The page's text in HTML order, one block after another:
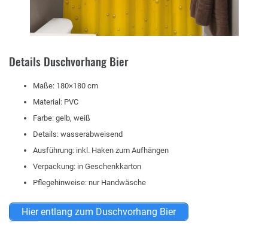
Details Duschvorhang Bier
Maße: 180×180 cm
Material: PVC
Farbe: gelb, weiß
Details: wasserabweisend
Ausführung: inkl. Haken zum Aufhängen
Verpackung: in Geschenkkarton
Pflegehinweise: nur Handwäsche
Hier entlang zum Duschvorhang Bier